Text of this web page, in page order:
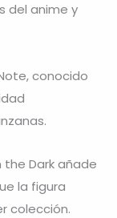
del anime y
, conocido
Dark añade
la figura
colección.